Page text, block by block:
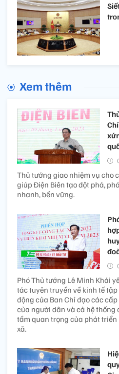
Xem thêm
Thủ tướng giao nhiệm vụ cho
giúp Điện Biên tạo đột phá,
nhanh, bền vững.
Phó Thủ tướng Lê Minh Khái
tác tuyên truyền về kinh tế
động của Ban Chỉ đạo các
của người dân và cả hệ thống
tầm quan trọng của phát
xã.